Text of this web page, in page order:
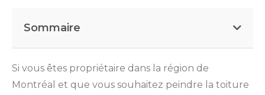
Sommaire
Si vous êtes propriétaire dans la région de
Montréal et que vous souhaitez peindre la toiture